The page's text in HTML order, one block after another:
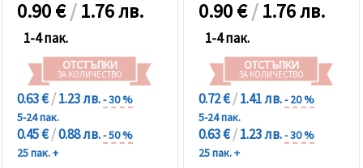
0.90€/1.76 лв.
1-4 пак.
ОТСТЪПКИ
ЗА КОЛИЧЕСТВО
0.63 €/1.23 лв.- 30 %
5-24 пак.
0.45 €/0.88 лв.- 50 %
25 пак. +
0.90€/1.76 лв.
1-4 пак.
ОТСТЪПКИ
ЗА КОЛИЧЕСТВО
0.72 €/1.41 лв.- 20 %
5-24 пак.
0.63 €/1.23 лв.- 30 %
25 пак. +